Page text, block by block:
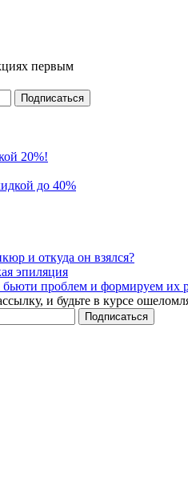
первым
20%!
до 40%
и откуда он взялся?
эпиляция
бьюти проблем и формируем их
и будьте в курсе